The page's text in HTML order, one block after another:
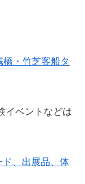
・竹芝客船タ
イベントなどは
、出展品、体